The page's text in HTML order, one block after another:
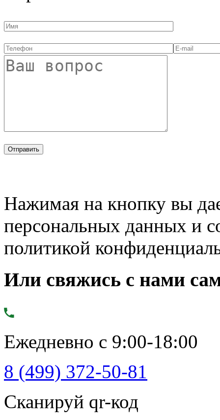
Нажимая на кнопку вы
персональных данных и
политикой
Или свяжись с нами
Ежедневно с 9:00-18:00
8 (499) 372-50-81
Сканируй qr-код